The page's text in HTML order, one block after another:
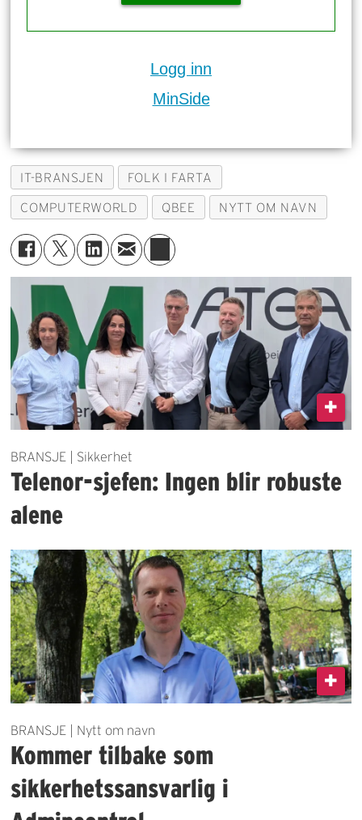
Logg inn
MinSide
IT-BRANSJEN FOLK I FARTA
COMPUTERWORLD QBEE NYTT OM NAVN
BRANSJE | Sikkerhet
Telenor-sjefen: Ingen blir robuste
alene
BRANSJE | Nytt om navn
Kommer tilbake som
sikkerhetssansvarlig i